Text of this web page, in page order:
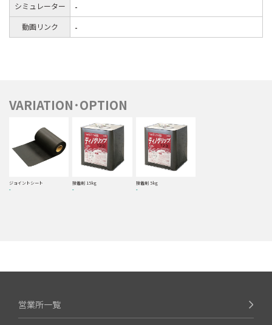
シミュレーター
-
動画リンク
-
VARIATION･OPTION
ジョイントシート
-
接着剤 15kg
-
接着剤 5kg
-
営業所一覧